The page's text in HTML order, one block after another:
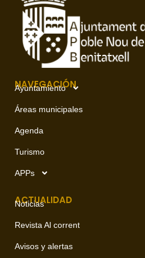
NAVEGACIÓN
Ayuntamiento
Áreas municipales
Agenda
Turismo
APPs
ACTUALIDAD
Noticias
Revista Al corrent
Avisos y alertas